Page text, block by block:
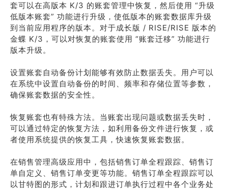
套可以在高版本 K/3 的账套管理中恢复，然后使用 “升级
低版本账套” 功能进行升级，使低版本的账套数据库升级
到当前应用程序的版本。对于成长版 / RISE/RISE 版本的
金蝶 K/3，可以对恢复的账套使用 “账套迁移” 功能进行
版本升级。
设置账套自动备份计划能够有效防止数据丢失。用户可以
在系统中设置自动备份的时间、频率和存储位置等参数，
确保账套数据的安全性。
恢复账套也有特殊方法。当账套出现问题或数据丢失时，
可以通过特定的恢复方法，如利用备份文件进行恢复，或
者使用系统提供的恢复工具，快速恢复账套数据。
在销售管理高级应用中，包括销售订单全程跟踪、销售订
单自定义、销售订单变更等功能。销售订单全程跟踪可以
以甘特图的形式，计划和跟进订单执行过程中各个业务处